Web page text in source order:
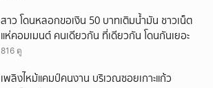
สาว โดนหลอกขอเงิน 50 บาทเติมน้ำมัน ชาวเน็ต
แห่คอมเมนต์ คนเดียวกัน ที่เดียวกัน โดนกันเยอะ
816 ดู
เพลิงไหม้แคมป์คนงาน บริเวณซอยเกาะแก้ว